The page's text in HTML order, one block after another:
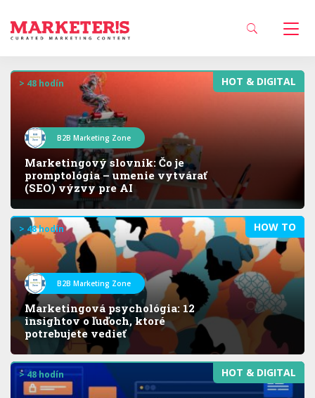
HOT & DIGITAL
> 48 hodín
B2B Marketing Zone
Marketingový slovník: Čo je
promptológia – umenie vytvárať
(SEO) výzvy pre AI
HOW TO
> 48 hodín
B2B Marketing Zone
Marketingová psychológia: 12
insightov o ľuďoch, ktoré
potrebujete vedieť
HOT & DIGITAL
> 48 hodín